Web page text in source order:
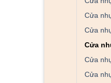
Cửa
Cửa
Cửa
Cửa
Cửa